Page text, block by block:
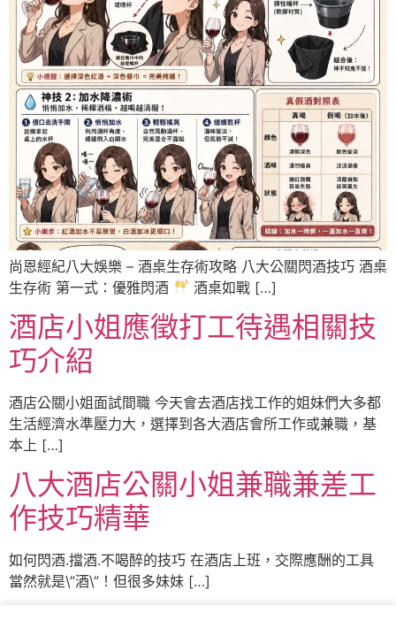
尚恩經紀八大娛樂 – 酒桌生存術攻略 八大公關閃酒技巧 酒桌
生存術 第一式：優雅閃酒
酒桌如戰 […]
酒店小姐應徵打工待遇相關技
巧介紹
酒店公關小姐面試間職 今天會去酒店找工作的姐妹們大多都
生活經濟水準壓力大，選擇到各大酒店會所工作或兼職，基
本上 […]
八大酒店公關小姐兼職兼差工
作技巧精華
如何閃酒.擋酒.不喝醉的技巧 在酒店上班，交際應酬的工具
當然就是\”酒\”！但很多妹妹 […]